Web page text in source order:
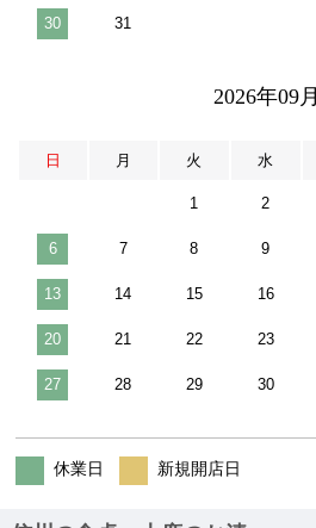
30 31
2026年09月
日 月 火 水
1 2
6 7 8 9
13 14 15 16
20 21 22 23
27 28 29 30
休業日 新規開店日